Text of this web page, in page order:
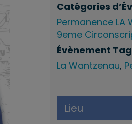
Catégories
Permanence LA
9eme
Évènement
La Wantzenau,
Lieu